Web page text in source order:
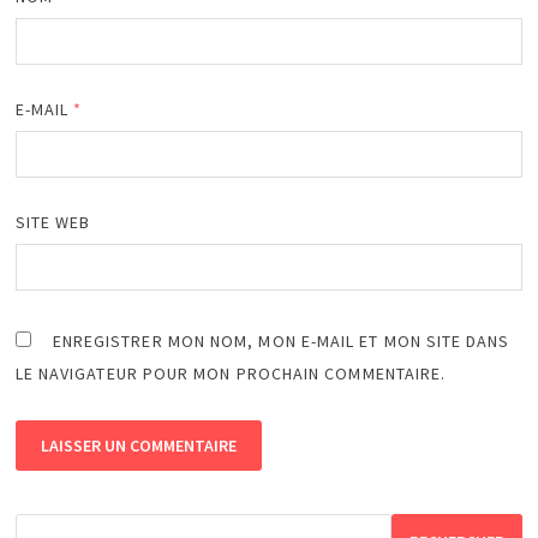
E-MAIL *
SITE WEB
ENREGISTRER MON NOM, MON E-MAIL ET MON SITE DANS
LE NAVIGATEUR POUR MON PROCHAIN COMMENTAIRE.